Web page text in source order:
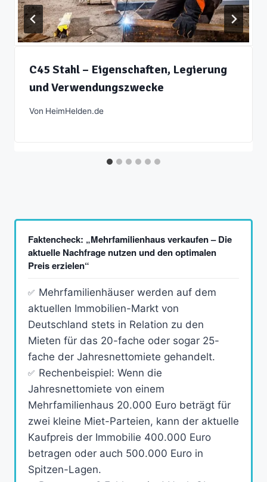
C45 Stahl – Eigenschaften, Legierung
und Verwendungszwecke
Von HeimHelden.de
Faktencheck: „Mehrfamilienhaus verkaufen – Die
aktuelle Nachfrage nutzen und den optimalen
Preis erzielen“
Mehrfamilienhäuser werden auf dem
aktuellen Immobilien-Markt von
Deutschland stets in Relation zu den
Mieten für das 20-fache oder sogar 25-
fache der Jahresnettomiete gehandelt.
Rechenbeispiel: Wenn die
Jahresnettomiete von einem
Mehrfamilienhaus 20.000 Euro beträgt für
zwei kleine Miet-Parteien, kann der aktuelle
Kaufpreis der Immobilie 400.000 Euro
betragen oder auch 500.000 Euro in
Spitzen-Lagen.